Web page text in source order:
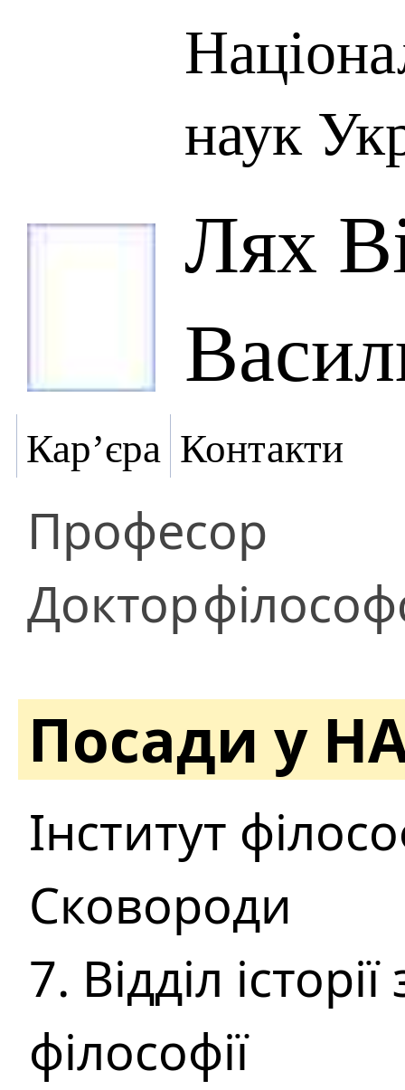
наук
Лях
Кар’єра Контакти
Професор
Доктор
Посади у
Інститут
Сковороди
7. Відділ
філософії